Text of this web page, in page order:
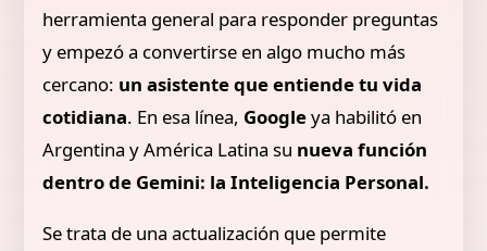
herramienta general para responder preguntas
y empezó a convertirse en algo mucho más
cercano: un asistente que entiende tu vida
cotidiana. En esa línea, Googleya habilitó en
Argentina y América Latina su nueva función
dentro de Gemini: la Inteligencia Personal.
Se trata de una actualización que permite